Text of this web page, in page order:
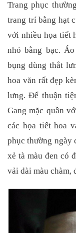
Trang phục
trang trí bằng hạt
với nhiều họa tiết
nhỏ bằng bạc.
bụng dùng thắt
hoa văn rất đẹp
lưng. Để thuận
Gang mặc quần
các họa tiết hoa
phục thường ngày
xẻ tà màu đen có
vải dài màu chàm,